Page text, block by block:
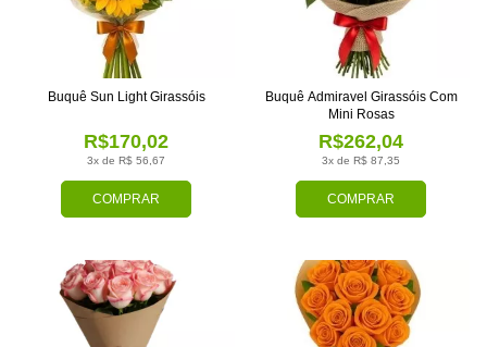
COMPRAR
3x de R$ 56,67
R$170,02
Buquê Sun Light Girassóis
COMPRAR
3x de R$ 87,35
R$262,04
Buquê Admiravel Girassóis Com
Mini Rosas